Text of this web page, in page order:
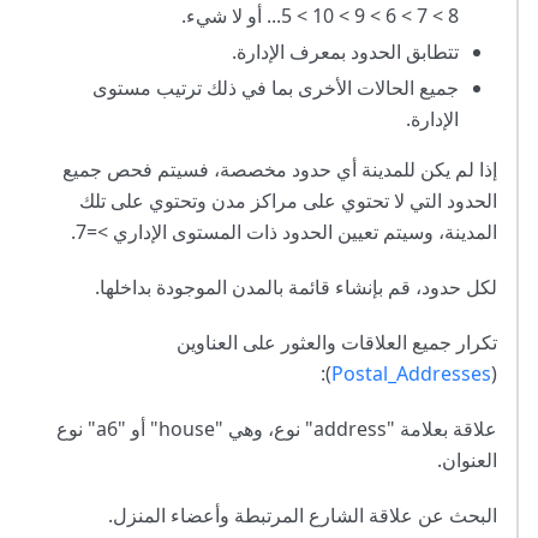
8 > 7 > 6 > 9 > 10 > 5... أو لا شيء.
تتطابق الحدود بمعرف الإدارة.
جميع الحالات الأخرى بما في ذلك ترتيب مستوى
الإدارة.
إذا لم يكن للمدينة أي حدود مخصصة، فسيتم فحص جميع
الحدود التي لا تحتوي على مراكز مدن وتحتوي على تلك
المدينة، وسيتم تعيين الحدود ذات المستوى الإداري >=7.
لكل حدود، قم بإنشاء قائمة بالمدن الموجودة بداخلها.
تكرار جميع العلاقات والعثور على العناوين
(
Postal_Addresses
):
علاقة بعلامة "address" نوع، وهي "house" أو "a6" نوع
العنوان.
البحث عن علاقة الشارع المرتبطة وأعضاء المنزل.